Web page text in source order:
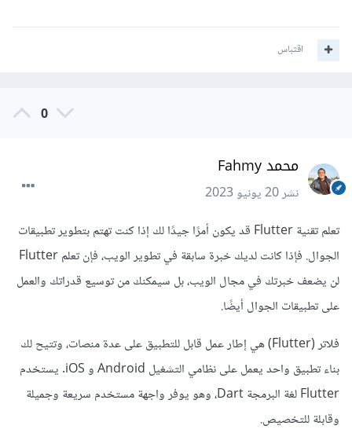
اقتباس
0
محمد Fahmy
نشر20 يونيو 2023
تعلم تقنية Flutter قد يكون أمرًا جيدًا لك إذا كنت تهتم بتطوير تطبيقات
الجوال. فإذا كانت لديك خبرة سابقة في تطوير الويب، فإن تعلم Flutter
لن يضعف خبرتك في مجال الويب، بل سيمكنك من توسيع قدراتك والعمل
على تطبيقات الجوال أيضًا.
فلاتر (Flutter) هي إطار عمل قابل للتطبيق على عدة منصات، وتتيح لك
بناء تطبيق واحد يعمل على نظامي التشغيل Android و iOS. يستخدم
Flutter لغة البرمجة Dart، وهو يوفر واجهة مستخدم سريعة وجميلة
وقابلة للتخصيص.